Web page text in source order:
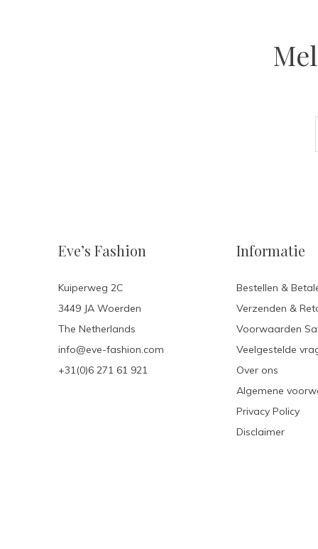
Eve’s Fashion
Kuiperweg 2C
3449 JA Woerden
The Netherlands
info@eve-fashion.com
+31(0)6 271 61 921
Informatie
Bestellen &
Verzenden &
Voorwaarden
Veelgestelde
Over ons
Algemene
Privacy Policy
Disclaimer